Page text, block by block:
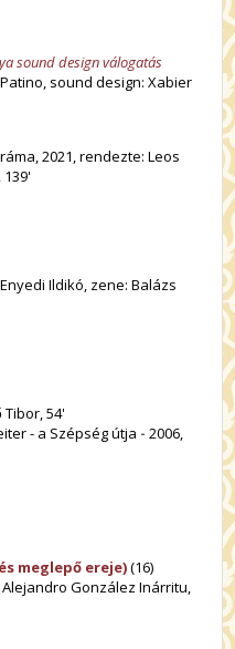
sound design válogatás
sound design: Xabier
2021, rendezte: Leos
Ildikó, zene: Balázs
Tibor, 54'
- a Szépség útja -2006,
meglepő ereje)(16)
González Inárritu,